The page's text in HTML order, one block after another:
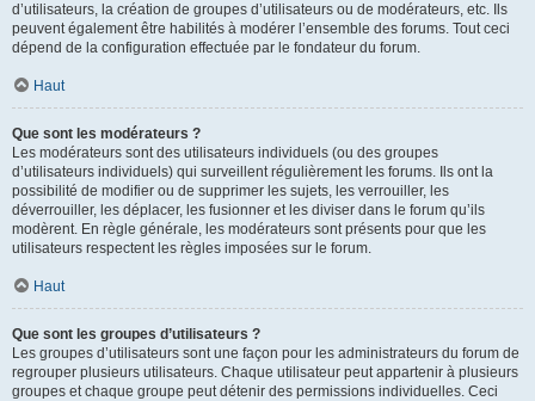
d’utilisateurs, la création de groupes d’utilisateurs ou de modérateurs, etc. Ils
peuvent également être habilités à modérer l’ensemble des forums. Tout ceci
dépend de la configuration effectuée par le fondateur du forum.
Haut
Que sont les modérateurs ?
Les modérateurs sont des utilisateurs individuels (ou des groupes
d’utilisateurs individuels) qui surveillent régulièrement les forums. Ils ont la
possibilité de modifier ou de supprimer les sujets, les verrouiller, les
déverrouiller, les déplacer, les fusionner et les diviser dans le forum qu’ils
modèrent. En règle générale, les modérateurs sont présents pour que les
utilisateurs respectent les règles imposées sur le forum.
Haut
Que sont les groupes d’utilisateurs ?
Les groupes d’utilisateurs sont une façon pour les administrateurs du forum de
regrouper plusieurs utilisateurs. Chaque utilisateur peut appartenir à plusieurs
groupes et chaque groupe peut détenir des permissions individuelles. Ceci